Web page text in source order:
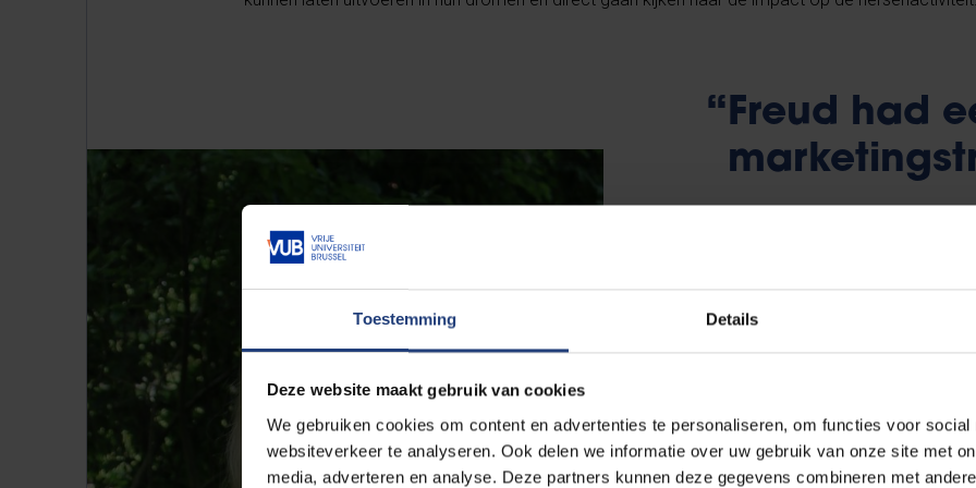
Toestemming Details
Deze website maakt gebruik van cookies
We gebruiken cookies om content en advertenties te personaliseren, om functies voor social
websiteverkeer te analyseren. Ook delen we informatie over uw gebruik van onze site met
media, adverteren en analyse. Deze partners kunnen deze gegevens combineren met
“Freud had
Dat we niet weten hoe dromen eruit
frappant. Maar eigenlijk weten we
het domein van de droom als ik je
eigenlijk?
iemand droomt of niet, maakt dat je
kunt weten wat de impact is van dromen
trauma’s. Veel vervolgonderzoek loopt